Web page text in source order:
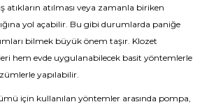
atıkların atılması veya zamanla biriken
yol açabilir. Bu gibi durumlarda paniğe
bilmek büyük önem taşır. Klozet
hem evde uygulanabilecek basit yöntemlerle
yapılabilir.
için kullanılan yöntemler arasında pompa,